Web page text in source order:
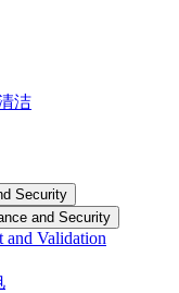
洁
Security
and Security
and Validation